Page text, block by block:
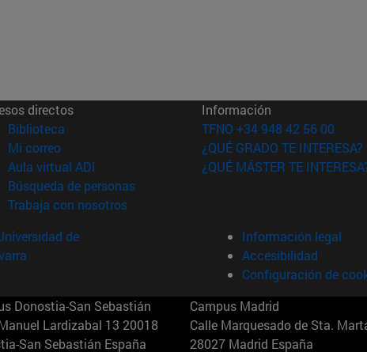
directos
Biblioteca (abre en nueva ventana)
Mi correo(abre en nueva ventana)
Aula virtual ADI (abre en nueva ventana)
Búsqueda de personas(abre en nueva ventana)
Trabaja con nosotros(abre en nueva ventana)
Información
TFNO +34 948 42 56 00
¿QUÉ GRADO TE INTERESA?
¿QUÉ MÁSTER TE
de
Información legal
Accesibilidad
Configuración de
Donostia-San Sebastián
Lardizabal 13 20018
San Sebastián España
Campus Madrid
Calle Marquesado de Sta.
28027 Madrid España